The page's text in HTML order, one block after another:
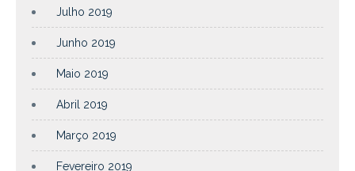
Julho 2019
Junho 2019
Maio 2019
Abril 2019
Março 2019
Fevereiro 2019